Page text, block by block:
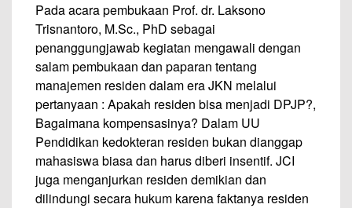
Pada acara pembukaan Prof. dr. Laksono
Trisnantoro, M.Sc., PhD sebagai
penanggungjawab kegiatan mengawali dengan
salam pembukaan dan paparan tentang
manajemen residen dalam era JKN melalui
pertanyaan : Apakah residen bisa menjadi DPJP?,
Bagaimana kompensasinya? Dalam UU
Pendidikan kedokteran residen bukan dianggap
mahasiswa biasa dan harus diberi insentif. JCI
juga menganjurkan residen demikian dan
dilindungi secara hukum karena faktanya residen